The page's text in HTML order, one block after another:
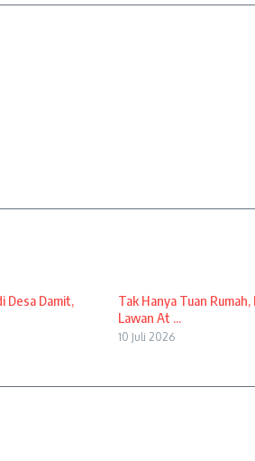
Desa Damit,
Tak Hanya Tuan
Lawan At ...
10 Juli 2026